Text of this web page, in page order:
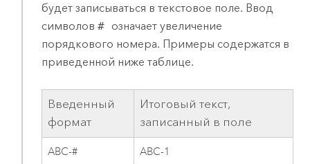
будет записываться в текстовое поле. Ввод
символов # означает увеличение
порядкового номера. Примеры содержатся в
приведенной ниже таблице.
Введенный
формат
Итоговый текст,
записанный в поле
ABC-# ABC-1